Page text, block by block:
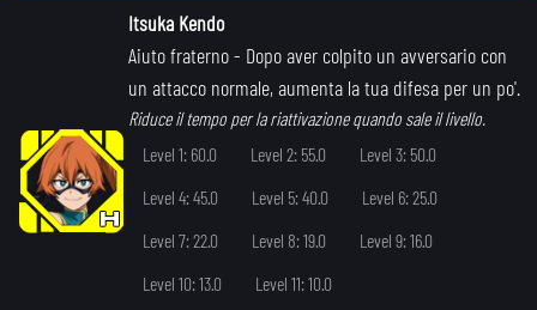
Itsuka Kendo
Aiuto fraterno- Dopo aver colpito un avversario con
un attacco normale, aumenta la tua difesa per un po'.
Riduce il tempo per la riattivazione quando sale il livello.
Level 1: 60.0
Level 2: 55.0
Level 3: 50.0
Level 4: 45.0
Level 5: 40.0
Level 6: 25.0
Level 7: 22.0
Level 8: 19.0
Level 9: 16.0
Level 10: 13.0
Level 11: 10.0